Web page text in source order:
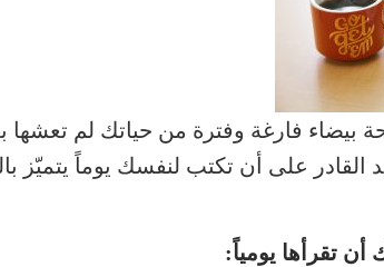
بيضاء فارغة وفترة من حياتك لم تعشها
القادر على أن تكتب لنفسك يوماً يتميّز